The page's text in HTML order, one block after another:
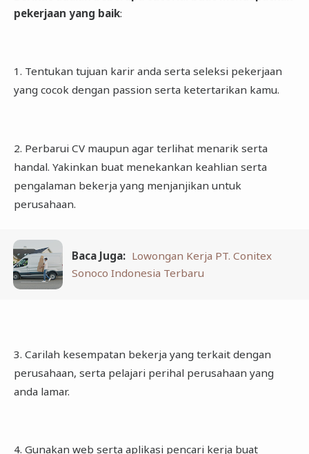
pekerjaan yang baik:
1. Tentukan tujuan karir anda serta seleksi pekerjaan
yang cocok dengan passion serta ketertarikan kamu.
2. Perbarui CV maupun agar terlihat menarik serta
handal. Yakinkan buat menekankan keahlian serta
pengalaman bekerja yang menjanjikan untuk
perusahaan.
Baca Juga: Lowongan Kerja PT. Conitex
Sonoco Indonesia Terbaru
3. Carilah kesempatan bekerja yang terkait dengan
perusahaan, serta pelajari perihal perusahaan yang
anda lamar.
4. Gunakan web serta aplikasi pencari kerja buat